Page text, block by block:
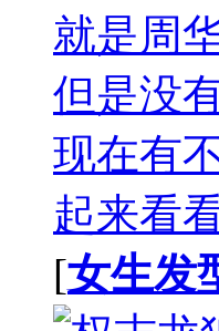
就是周
但是没
现在有
起来看
[女生发